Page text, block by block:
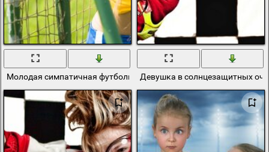
Молодая симпатичная футболистка в желтомДевушка в солнцезащитных